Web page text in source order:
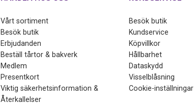
Vårt sortiment
Besök butik
Erbjudanden
Beställ tårtor & bakverk
Medlem
Presentkort
Viktig säkerhetsinformation &
Återkallelser
Besök butik
Kundservice
Köpvillkor
Hållbarhet
Dataskydd
Visselblåsning
Cookie-inställningar